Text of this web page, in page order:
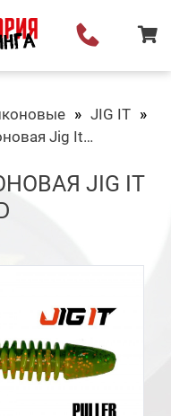
JIG IT
Приманка Силиконовая Jig It Puller 3.5 001 Squid
JIG IT